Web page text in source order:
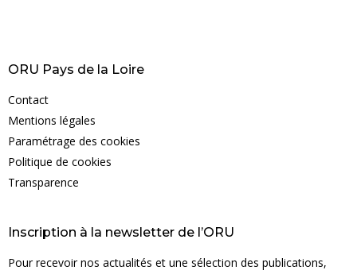
ORU Pays de la Loire
Contact
Mentions légales
Paramétrage des cookies
Politique de cookies
Transparence
Inscription à la newsletter de l’ORU
Pour recevoir nos actualités et une sélection des publications,